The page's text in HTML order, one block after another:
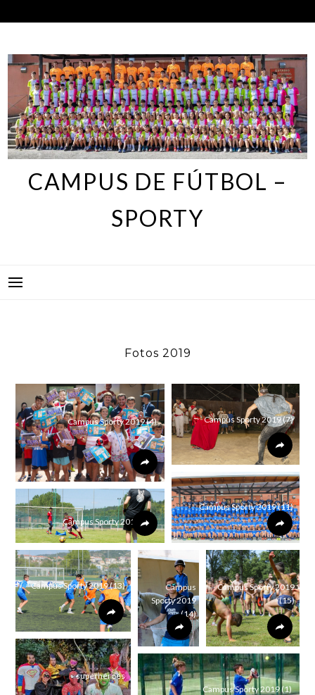
to
CAMPUS DE FÚTBOL –
SPORTY
Fotos 2019
Campus Sporty 2019 (4) Campus Sporty 2019 (7)
Campus Sporty 2019 (11)
Campus Sporty 2019 (12)
Campus Sporty 2019 (13)
Campus
Sporty 2019
(14)
Campus Sporty 2019
(15)
superheroes
Campus Sporty 2019 (1)